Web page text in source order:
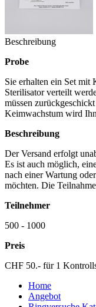
Beschreibung
Probe
Sie erhalten ein Set mit
Sterilisator verteilt
müssen
Keimwachstum wird
Beschreibung
Der Versand erfolgt
Es ist auch möglich,
nach einer Wartung
möchten. Die
Teilnehmer
500 - 1000
Preis
CHF 50.- für 1
Home
Angebot